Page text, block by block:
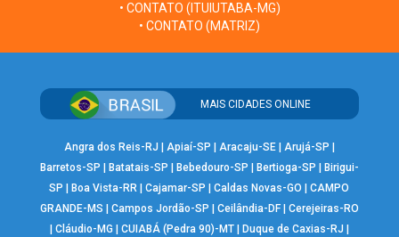
• CONTATO (ITUIUTABA-MG)
• CONTATO (MATRIZ)
MAIS CIDADES ONLINE
Angra dos Reis-RJ Apiaí-SP Aracaju-SE| Arujá-SP
Barretos-SP
Batatais-SP Bebedouro-SP Bertioga-SP
Birigui-
SP
Boa Vista-RR |Cajamar-SP |Caldas Novas-GO |CAMPO
GRANDE-MS
Campos Jordão-SP Ceilândia-DF| Cerejeiras-RO
Cláudio-MG CUIABÁ (Pedra 90)-MT| Duque de Caxias-RJ